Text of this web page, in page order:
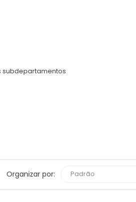
subdepartamentos
Organizar por: